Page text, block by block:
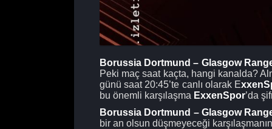
Borussia Dortmund – Glasgow
Peki maç saat kaçta, hangi kanalda?
günü saat 20:45’te canlı olarak E
bu önemli karşılaşma ExxenSpor’da
Borussia Dortmund – Glasgow
bir an olsun düşmeyeceği